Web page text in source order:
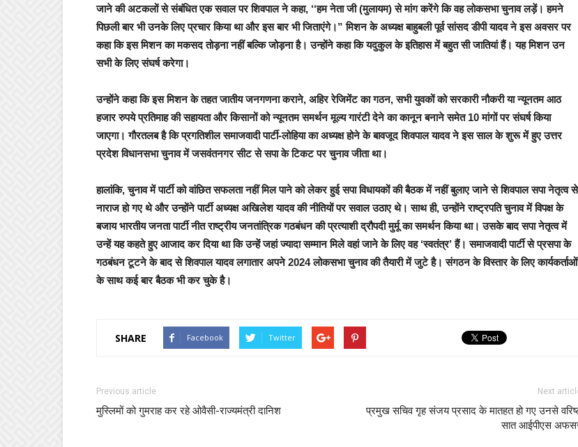
जाने की अटकलों से संबंधित एक सवाल पर शिवपाल ने कहा, ‘‘हम नेता जी (मुलायम) से मांग करेंगे कि वह लोकसभा चुनाव लड़ें। हमने
पिछली बार भी उनके लिए प्रचार किया था और इस बार भी जिताएंगे।” मिशन के अध्यक्ष बाहुबली पूर्व सांसद डीपी यादव ने इस अवसर पर
कहा कि इस मिशन का मकसद तोड़ना नहीं बल्कि जोड़ना है। उन्होंने कहा कि यदुकुल के इतिहास में बहुत सी जातियां हैं। यह मिशन उन
सभी के लिए संघर्ष करेगा।
उन्होंने कहा कि इस मिशन के तहत जातीय जनगणना कराने, अहिर रेजिमेंट का गठन, सभी युवकों को सरकारी नौकरी या न्यूनतम आठ
हजार रुपये प्रतिमाह की सहायता और किसानों को न्यूनतम समर्थन मूल्य गारंटी देने का कानून बनाने समेत 10 मांगों पर संघर्ष किया
जाएगा। गौरतलब है कि प्रगतिशील समाजवादी पार्टी-लोहिया का अध्यक्ष होने के बावजूद शिवपाल यादव ने इस साल के शुरू में हुए उत्तर
प्रदेश विधानसभा चुनाव में जसवंतनगर सीट से सपा के टिकट पर चुनाव जीता था।
हालांकि, चुनाव में पार्टी को वांछित सफलता नहीं मिल पाने को लेकर हुई सपा विधायकों की बैठक में नहीं बुलाए जाने से शिवपाल सपा नेतृत्व से
नाराज हो गए थे और उन्होंने पार्टी अध्यक्ष अखिलेश यादव की नीतियों पर सवाल उठाए थे। साथ ही, उन्होंने राष्ट्रपति चुनाव में विपक्ष के
बजाय भारतीय जनता पार्टी नीत राष्ट्रीय जनतांत्रिक गठबंधन की प्रत्याशी द्रौपदी मुर्मू का समर्थन किया था। उसके बाद सपा नेतृत्व में
उन्हें यह कहते हुए आजाद कर दिया था कि उन्हें जहां ज्यादा सम्मान मिले वहां जाने के लिए वह ‘स्वतंत्र’ हैं। समाजवादी पार्टी से प्रसपा के
गठबंधन टूटने के बाद से शिवपाल यादव लगातार अपने 2024 लोकसभा चुनाव की तैयारी में जुटे है। संगठन के विस्तार के लिए कार्यकर्ताओं
के साथ कई बार बैठक भी कर चुके है।
SHARE Facebook Twitter
Previous article
मुस्लिमों को गुमराह कर रहे ओवैसी-राज्यमंत्री दानिश
Next
प्रमुख सचिव गृह संजय प्रसाद के मातहत हो गए उनसे
सात आईपीएस